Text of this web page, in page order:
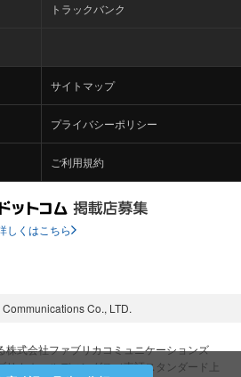
トラックバンク
サイトマップ
プライバシーポリシー
ご利用規約
しくはこちら
Co., LTD.
株式会社ファブリカコミュニケーションズ
リカホールディングス（東証スタンダード上